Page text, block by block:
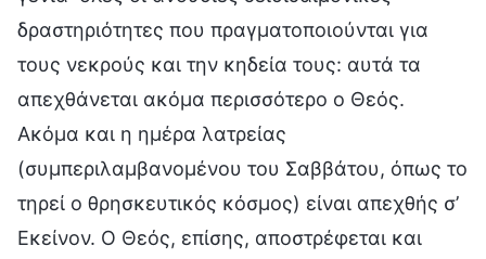
δραστηριότητες που πραγματοποιούνται για
τους νεκρούς και την κηδεία τους: αυτά τα
απεχθάνεται ακόμα περισσότερο ο Θεός.
Ακόμα και η ημέρα λατρείας
(συμπεριλαμβανομένου του Σαββάτου, όπως το
τηρεί ο θρησκευτικός κόσμος) είναι απεχθής σ’
Εκείνον. Ο Θεός, επίσης, αποστρέφεται και